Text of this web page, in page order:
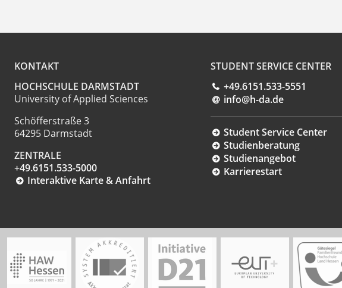
KONTAKT
HOCHSCHULE DARMSTADT
University of Applied Sciences
Schöfferstraße 3
64295 Darmstadt
ZENTRALE
+49.6151.533-5000
Interaktive Karte & Anfahrt
STUDENT SERVICE CENTER
+49.6151.533-5551
info@h-da.de
Student Service Center
Studienberatung
Studienangebot
Karrierestart